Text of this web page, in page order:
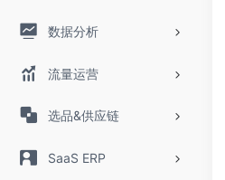
数据分析
流量运营
选品&供应链
SaaS ERP